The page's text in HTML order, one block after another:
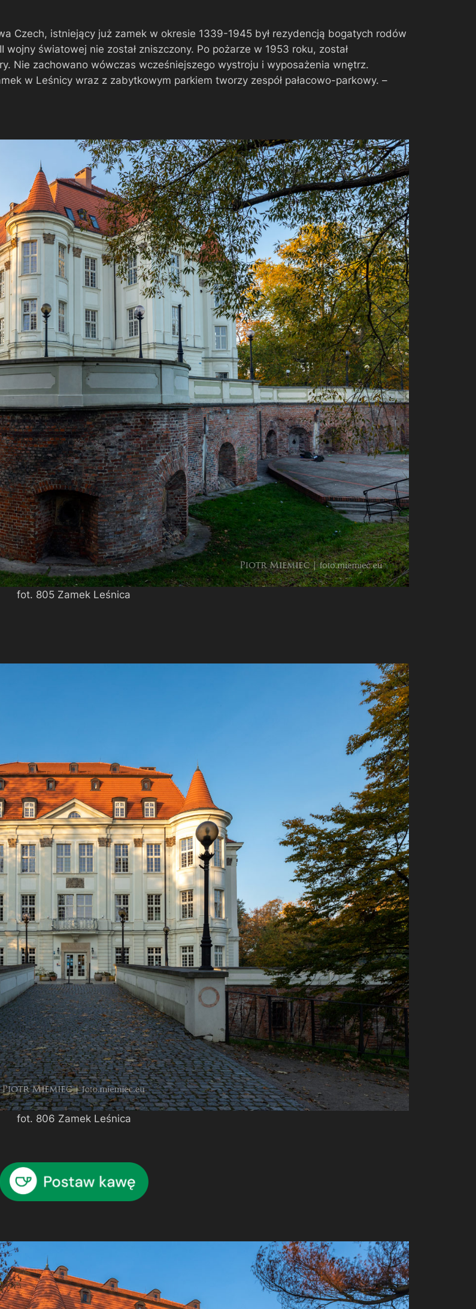
Czech, istniejący już zamek w okresie 1339-1945 był rezydencją bogatych rodów
wojny światowej nie został zniszczony. Po pożarze w 1953 roku, został
Nie zachowano wówczas wcześniejszego wystroju i wyposażenia wnętrz.
w Leśnicy wraz z zabytkowym parkiem tworzy zespół pałacowo-parkowy. –
fot. 805 Zamek Leśnica
fot. 806 Zamek Leśnica